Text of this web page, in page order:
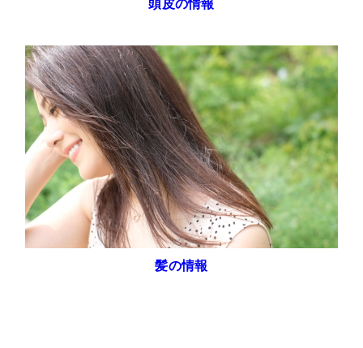
頭皮の情報
髪の情報